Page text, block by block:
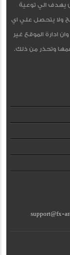
يهدف الي توعية
ولا يتحصل علي اي
ادارة الموقع غير
وتحذر من ذلك.
support@fx-